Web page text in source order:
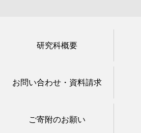
研究科概要
お問い合わせ・資料請求
ご寄附のお願い